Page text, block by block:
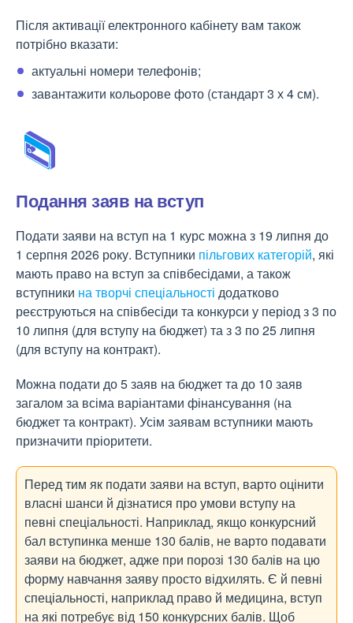
Після активації електронного кабінету вам також
потрібно вказати:
актуальні номери телефонів;
завантажити кольорове фото (стандарт 3 х 4 см).
Подання заяв на вступ
Подати заяви на вступ на 1 курс можна з 19 липня до
1 серпня 2026 року. Вступники пільгових категорій, які
мають право на вступ за співбесідами, а також
вступники на творчі спеціальності додатково
реєструються на співбесіди та конкурси у період з 3 по
10 липня (для вступу на бюджет) та з 3 по 25 липня
(для вступу на контракт).
Можна подати до 5 заяв на бюджет та до 10 заяв
загалом за всіма варіантами фінансування (на
бюджет та контракт). Усім заявам вступники мають
призначити пріоритети.
Перед тим як подати заяви на вступ, варто оцінити
власні шанси й дізнатися про умови вступу на
певні спеціальності. Наприклад, якщо конкурсний
бал вступинка менше 130 балів, не варто подавати
заяви на бюджет, адже при порозі 130 балів на цю
форму навчання заяву просто відхилять. Є й певні
спеціальності, наприклад право й медицина, вступ
на які потребує від 150 конкурсних балів. Щоб